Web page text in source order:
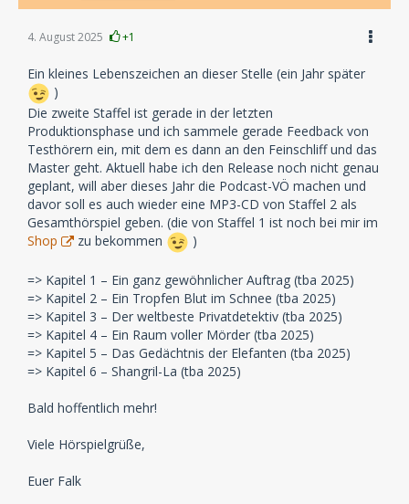
4. August 2025 +1
Ein kleines Lebenszeichen an dieser Stelle (ein Jahr später
)
Die zweite Staffel ist gerade in der letzten
Produktionsphase und ich sammele gerade Feedback von
Testhörern ein, mit dem es dann an den Feinschliff und das
Master geht. Aktuell habe ich den Release noch nicht genau
geplant, will aber dieses Jahr die Podcast-VÖ machen und
davor soll es auch wieder eine MP3-CD von Staffel 2 als
Gesamthörspiel geben. (die von Staffel 1 ist noch bei mir im
Shop
zu bekommen )
=> Kapitel 1 – Ein ganz gewöhnlicher Auftrag (tba 2025)
=> Kapitel 2 – Ein Tropfen Blut im Schnee (tba 2025)
=> Kapitel 3 – Der weltbeste Privatdetektiv (tba 2025)
=> Kapitel 4 – Ein Raum voller Mörder (tba 2025)
=> Kapitel 5 – Das Gedächtnis der Elefanten (tba 2025)
=> Kapitel 6 – Shangril-La (tba 2025)
Bald hoffentlich mehr!
Viele Hörspielgrüße,
Euer Falk